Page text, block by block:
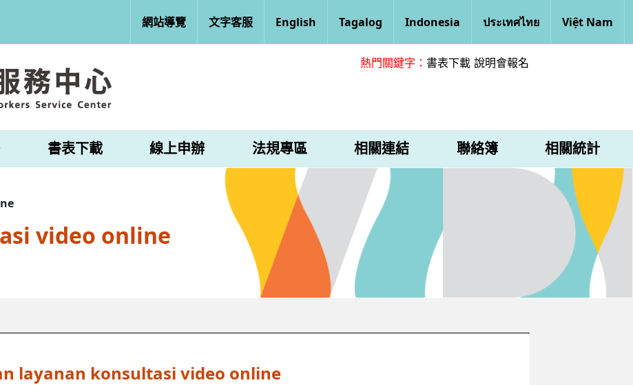
網站導覽 文字客服 English Tagalog Indonesia ประเทศไทย Việt Nam
熱門關鍵字： 書表下載 說明會報名
書表下載 線上申辦 法規專區 相關連結 聯絡簿 相關統計
video online
layanan konsultasi video online